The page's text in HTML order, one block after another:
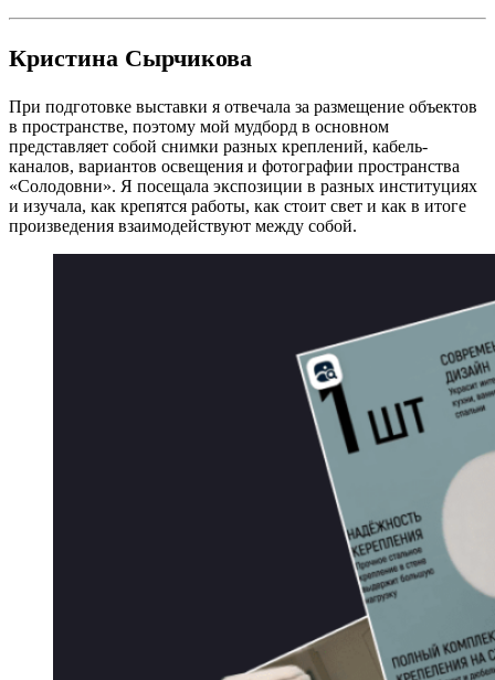
Кристина Сырчикова
При подготовке выставки я отвечала за размещение объектов
в пространстве, поэтому мой мудборд в основном
представляет собой снимки разных креплений, кабель-
каналов, вариантов освещения и фотографии пространства
«Солодовни». Я посещала экспозиции в разных институциях
и изучала, как крепятся работы, как стоит свет и как в итоге
произведения взаимодействуют между собой.